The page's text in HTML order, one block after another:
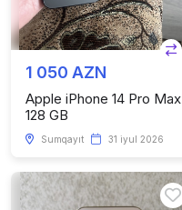
1 050 AZN
Apple iPhone 14 Pro Max
128 GB
Sumqayıt 31 iyul 2026